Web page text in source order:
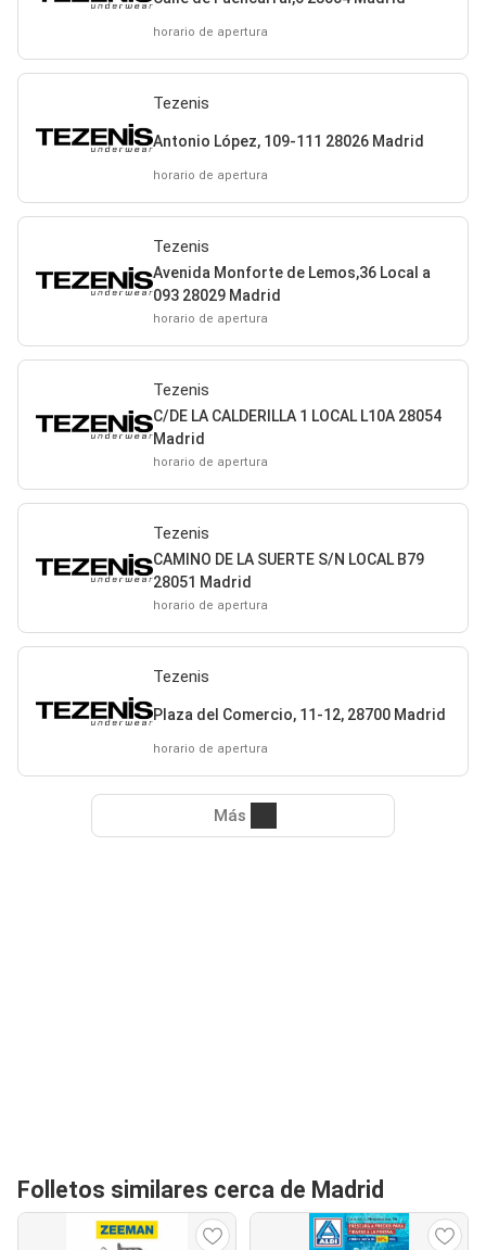
horario de apertura
Tezenis
Antonio López, 109-111 28026 Madrid
horario de apertura
Tezenis
Avenida Monforte de Lemos,36 Local a
093 28029 Madrid
horario de apertura
Tezenis
C/DE LA CALDERILLA 1 LOCAL L10A 28054
Madrid
horario de apertura
Tezenis
CAMINO DE LA SUERTE S/N LOCAL B79
28051 Madrid
horario de apertura
Tezenis
Plaza del Comercio, 11-12, 28700 Madrid
horario de apertura
Más
Folletos similares cerca de Madrid